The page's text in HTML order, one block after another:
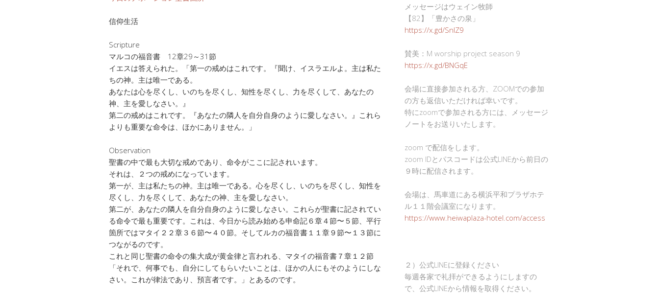
信仰生活
Scripture
マルコの福音書 12章29～31節
イエスは答えられた。「第一の戒めはこれです。『聞け、イスラエルよ。主は私た
ちの神。主は唯一である。
あなたは心を尽くし、いのちを尽くし、知性を尽くし、力を尽くして、あなたの
神、主を愛しなさい。』
第二の戒めはこれです。『あなたの隣人を自分自身のように愛しなさい。』これら
よりも重要な命令は、ほかにありません。」
Observation
聖書の中で最も大切な戒めであり、命令がここに記されいます。
それは、２つの戒めになっています。
第一が、主は私たちの神。主は唯一である。心を尽くし、いのちを尽くし、知性を
尽くし、力を尽くして、あなたの神、主を愛しなさい。
第二が、あなたの隣人を自分自身のように愛しなさい。これらが聖書に記されてい
る命令で最も重要です。これは、今日から読み始める申命記６章４節〜５節、平行
箇所ではマタイ２２章３６節〜４０節。そしてルカの福音書１１章９節〜１３節に
つながるのです。
これと同じ聖書の命令の集大成が黄金律と言われる、マタイの福音書７章１２節
「それで、何事でも、自分にしてもらいたいことは、ほかの人にもそのようにしな
さい。これが律法であり、預言者です。」とあるのです。
メッセージはウェイン牧師
【82】「豊かさの泉」
https://x.gd/SnlZ9
賛美：M worship project season 9
https://x.gd/BNGqE
会場に直接参加される方、ZOOMでの参加
の方も返信いただければ幸いです。
特にzoomで参加される方には、メッセージ
ノートをお送りいたします。
zoom で配信をします。
zoom IDとパスコードは公式LINEから前日の
９時に配信されます。
会場は、馬車道にある横浜平和プラザホテ
ル１１階会議室になります。
https://www.heiwaplaza-hotel.com/access
２）公式LINEに登録ください
毎週各家で礼拝ができるようにしますの
で、公式LINEから情報を取得ください。